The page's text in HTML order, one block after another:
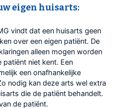
eigen huisarts:
vindt dat een huisarts geen
over een eigen patiënt. De
alleen mogen worden
niet kent. Een
een onafhankelijke
nodig kan deze arts wel extra
die de patiënt behandelt.
de patiënt.